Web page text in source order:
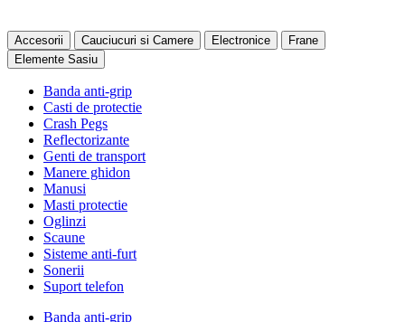
Accesorii Cauciucuri si Camere Electronice
Frane
Elemente Sasiu
Banda anti-grip
Casti de protectie
Crash Pegs
Reflectorizante
Genti de transport
Manere ghidon
Manusi
Masti protectie
Oglinzi
Scaune
Sisteme anti-furt
Sonerii
Suport telefon
Banda anti-grip